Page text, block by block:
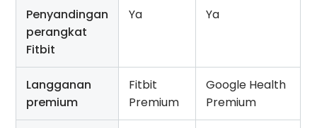
Penyandingan
perangkat
Fitbit
Ya Ya
Langganan
premium
Fitbit
Premium
Google Health
Premium